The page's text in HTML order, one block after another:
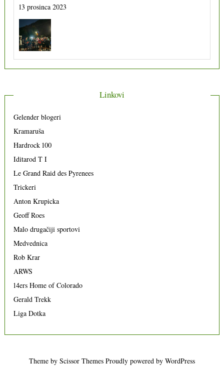
13 prosinca 2023
Linkovi
Gelender blogeri
Kramaruša
Hardrock 100
Iditarod T I
Le Grand Raid des Pyrenees
Trickeri
Anton Krupicka
Geoff Roes
Malo drugačiji sportovi
Medvednica
Rob Krar
ARWS
14ers Home of Colorado
Gerald Trekk
Liga Dotka
Theme by Scissor Themes Proudly powered by WordPress